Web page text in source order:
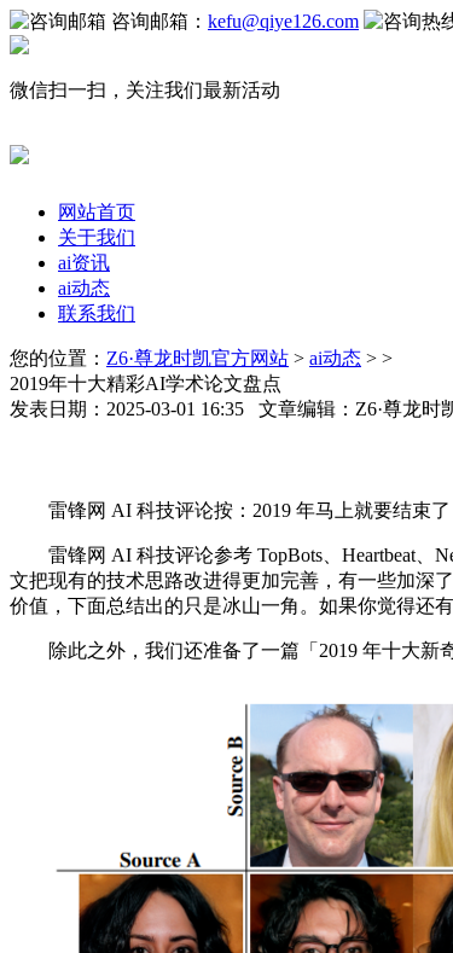
咨询邮箱： kefu@qiye126.com
微信扫一扫，关注我们最新活动
网站首页
关于我们
ai资讯
ai动态
联系我们
您的位置： Z6·尊龙时凯官方网站 > ai动态 > >
2019年十大精彩AI学术论文盘点
发表日期：2025-03-01 16:35 文章编辑：Z6·尊龙
雷锋网 AI 科技评论按：2019 年马上就要结束了
雷锋网 AI 科技评论参考 TopBots、Heartbeat、
文把现有的技术思路改进得更加完善，有一些加深
价值，下面总结出的只是冰山一角。如果你觉得还
除此之外，我们还准备了一篇「2019 年十大新